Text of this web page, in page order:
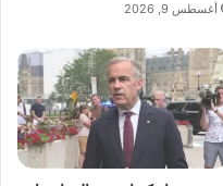
أغسطس 9, 2026